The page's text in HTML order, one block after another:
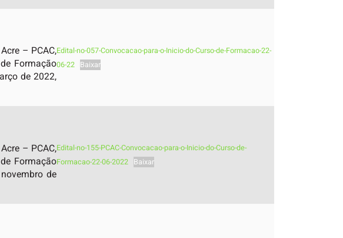
– PCAC,
Formação
de 2022,
Edital-no-057-Convocacao-para-o-Inicio-do-Curso-de-Formacao-22-
06-22 Baixar
– PCAC,
Formação
de
Edital-no-155-PCAC-Convocacao-para-o-Inicio-do-Curso-de-
Formacao-22-06-2022 Baixar